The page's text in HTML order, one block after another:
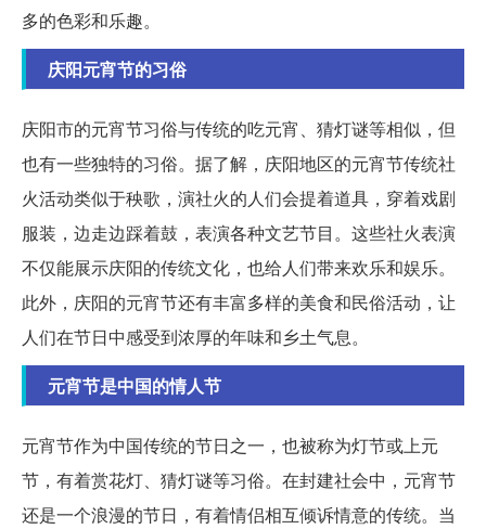
多的色彩和乐趣。
庆阳元宵节的习俗
庆阳市的元宵节习俗与传统的吃元宵、猜灯谜等相似，但
也有一些独特的习俗。据了解，庆阳地区的元宵节传统社
火活动类似于秧歌，演社火的人们会提着道具，穿着戏剧
服装，边走边踩着鼓，表演各种文艺节目。这些社火表演
不仅能展示庆阳的传统文化，也给人们带来欢乐和娱乐。
此外，庆阳的元宵节还有丰富多样的美食和民俗活动，让
人们在节日中感受到浓厚的年味和乡土气息。
元宵节是中国的情人节
元宵节作为中国传统的节日之一，也被称为灯节或上元
节，有着赏花灯、猜灯谜等习俗。在封建社会中，元宵节
还是一个浪漫的节日，有着情侣相互倾诉情意的传统。当